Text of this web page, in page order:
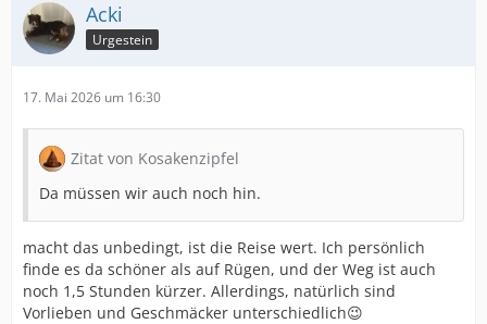
Acki
Urgestein
17. Mai 2026 um 16:30
Zitat von Kosakenzipfel
Da müssen wir auch noch hin.
macht das unbedingt, ist die Reise wert. Ich persönlich
finde es da schöner als auf Rügen, und der Weg ist auch
noch 1,5 Stunden kürzer. Allerdings, natürlich sind
Vorlieben und Geschmäcker unterschiedlich😉